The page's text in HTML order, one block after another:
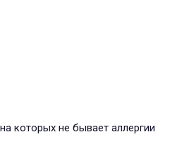
которых не бывает аллергии